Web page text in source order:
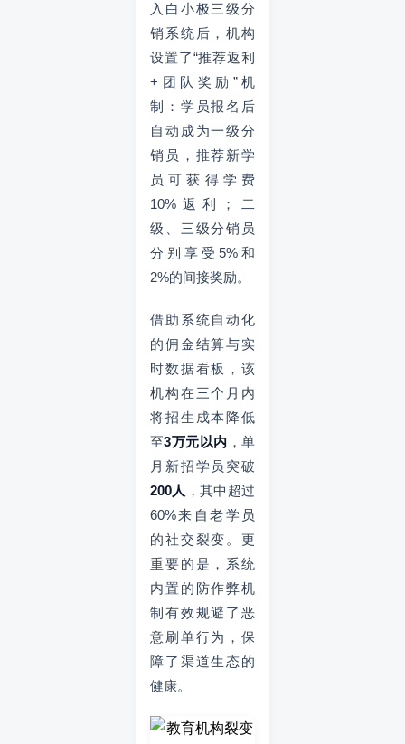
入白小极三级分
销系统后，机构
设置了“推荐返利
+团队奖励”机
制：学员报名后
自动成为一级分
销员，推荐新学
员可获得学费
10%返利；二
级、三级分销员
分别享受5%和
2%的间接奖励。
借助系统自动化
的佣金结算与实
时数据看板，该
机构在三个月内
将招生成本降低
至3万元以内 ，单
月新招学员突破
200人 ，其中超过
60%来自老学员
的社交裂变。更
重要的是，系统
内置的防作弊机
制有效规避了恶
意刷单行为，保
障了渠道生态的
健康。